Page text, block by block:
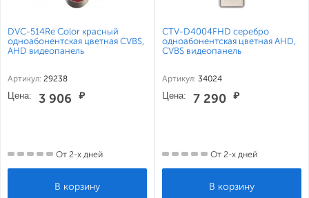
DVC-514Re Color красный
одноабонентская цветная CVBS,
AHD видеопанель
Артикул: 29238
Цена: 3 906 ₽
От 2-х дней
CTV-D4004FHD серебро
одноабонентская цветная AHD,
CVBS видеопанель
Артикул: 34024
Цена: 7 290 ₽
От 2-х дней